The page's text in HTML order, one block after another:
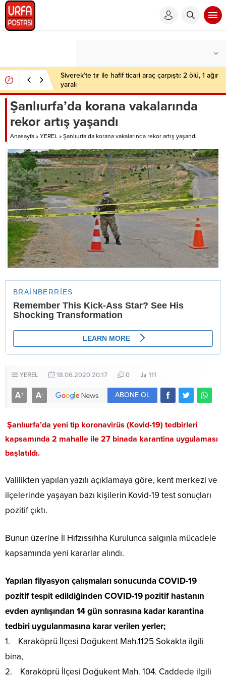
Siverek’te tır ile hafif ticari araç çarpıştı: 2 ölü, 1 ağır
yaralı
Şanlıurfa’da korana vakalarında
rekor artış yaşandı
Anasayfa » YEREL » Şanlıurfa’da korana vakalarında rekor artış yaşandı
YEREL 18.06.2020 20:17 0 111
A+ A- ABONE OL
Şanlıurfa’da yeni tip koronavirüs (Kovid-19) tedbirleri
kapsamında 2 mahalle ile 27 binada karantina uygulaması
başlatıldı.
Valilikten yapılan yazılı açıklamaya göre, kent merkezi ve
ilçelerinde yaşayan bazı kişilerin Kovid-19 test sonuçları
pozitif çıktı.
Bunun üzerine İl Hıfzıssıhha Kurulunca salgınla mücadele
kapsamında yeni kararlar alındı.
Yapılan filyasyon çalışmaları sonucunda COVID-19
pozitif tespit edildiğinden COVID-19 pozitif hastanın
evden ayrılışından 14 gün sonrasına kadar karantina
tedbiri uygulanmasına karar verilen yerler;
1. Karaköprü İlçesi Doğukent Mah.1125 Sokakta ilgili
bina,
2. Karaköprü İlçesi Doğukent Mah. 104. Caddede ilgili